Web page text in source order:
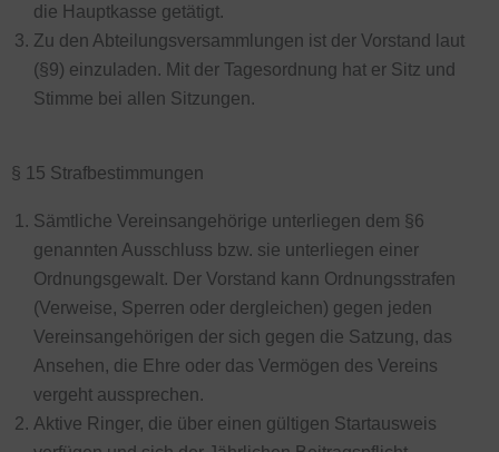
die Hauptkasse getätigt.
Zu den Abteilungsversammlungen ist der Vorstand laut
(§9) einzuladen. Mit der Tagesordnung hat er Sitz und
Stimme bei allen Sitzungen.
§ 15 Strafbestimmungen
Sämtliche Vereinsangehörige unterliegen dem §6
genannten Ausschluss bzw. sie unterliegen einer
Ordnungsgewalt. Der Vorstand kann Ordnungsstrafen
(Verweise, Sperren oder dergleichen) gegen jeden
Vereinsangehörigen der sich gegen die Satzung, das
Ansehen, die Ehre oder das Vermögen des Vereins
vergeht aussprechen.
Aktive Ringer, die über einen gültigen Startausweis